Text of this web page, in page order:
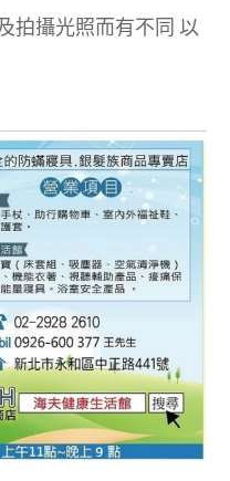
拍攝光照而有不同 以